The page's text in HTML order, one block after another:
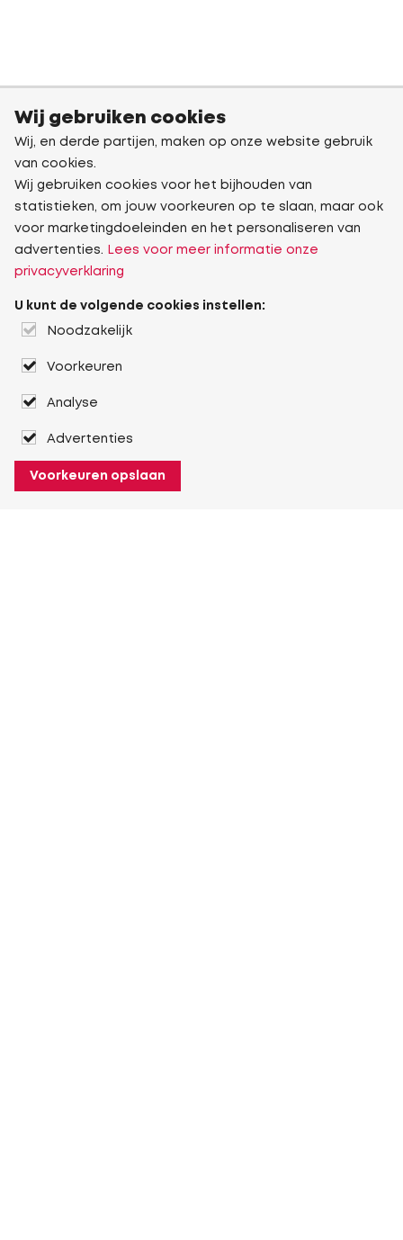
Wij gebruiken cookies
Wij, en derde partijen, maken op onze website gebruik
van cookies.
Wij gebruiken cookies voor het bijhouden van
statistieken, om jouw voorkeuren op te slaan, maar ook
voor marketingdoeleinden en het personaliseren van
advertenties.
Lees voor meer informatie onze
privacyverklaring
U kunt de volgende cookies instellen:
Noodzakelijk
Voorkeuren
Analyse
Advertenties
Voorkeuren opslaan